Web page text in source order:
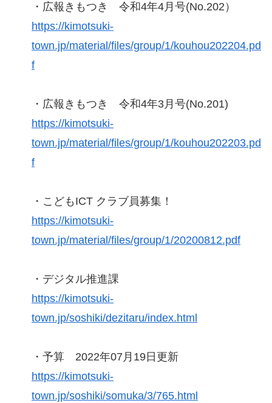
・広報きもつき 令和4年4月号(No.202）
https://kimotsuki-
town.jp/material/files/group/1/kouhou202204.pd
f
・広報きもつき 令和4年3月号(No.201)
https://kimotsuki-
town.jp/material/files/group/1/kouhou202203.pd
f
・こどもICT クラブ員募集！
https://kimotsuki-
town.jp/material/files/group/1/20200812.pdf
・デジタル推進課
https://kimotsuki-
town.jp/soshiki/dezitaru/index.html
・予算 2022年07月19日更新
https://kimotsuki-
town.jp/soshiki/somuka/3/765.html